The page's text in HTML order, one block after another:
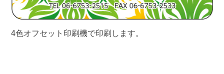
4色オフセット印刷機で印刷します。